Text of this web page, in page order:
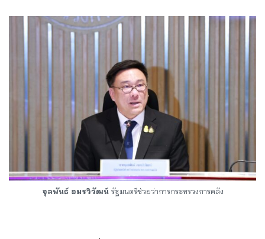
จุลพันธ์ อมรวิวัฒน์ รัฐมนตรีช่วยว่าการกระทรวงการคลัง